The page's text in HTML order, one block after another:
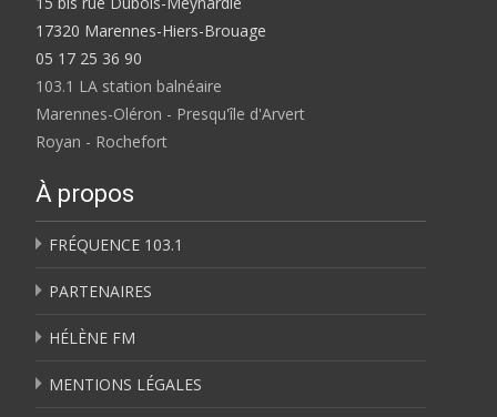
17320 Marennes-Hiers-Brouage
05 17 25 36 90
103.1 LA station balnéaire
Marennes-Oléron - Presqu'île d'Arvert
Royan - Rochefort
À propos
FRÉQUENCE 103.1
PARTENAIRES
HÉLÈNE FM
MENTIONS LÉGALES